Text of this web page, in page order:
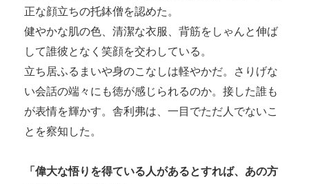
正な顔立ちの托鉢僧を認めた。
健やかな肌の色、清潔な衣服、背筋をしゃんと伸ば
して誰彼となく笑顔を交わしている。
立ち居ふるまいや身のこなしは軽やかだ。さりげな
い会話の端々にも徳が感じられるのか。接した誰も
が表情を輝かす。舎利弗は、一目でただ人でないこ
とを察知した。
「偉大な悟りを得ている人があるとすれば、あの方